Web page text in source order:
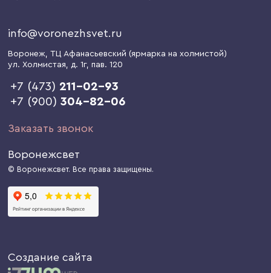
info@voronezhsvet.ru
Воронеж, ТЦ Афанасьевский (ярмарка на холмистой)
ул. Холмистая, д. 1г, пав. 120
+7 (473) 211-02-93
+7 (900)304-82-06
Заказать звонок
Воронежсвет
© Воронежсвет. Все права защищены.
Создание сайта